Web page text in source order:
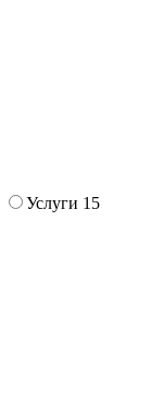
Услуги 15